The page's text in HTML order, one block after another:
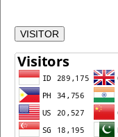
VISITOR